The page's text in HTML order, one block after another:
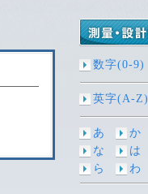
数字(0-9)
英字(A-Z)
あ か
な
は
ら
わ